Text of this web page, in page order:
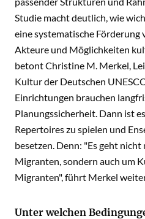
Studie macht deutlich, wie
eine systematische Förderung
Akteure und Möglichkeiten
betont Christine M. Merkel,
Kultur der Deutschen
Einrichtungen brauchen
Planungssicherheit. Dann ist
Repertoires zu spielen und
besetzen. Denn: "Es geht
Migranten, sondern auch um
Migranten", führt Merkel
Unter welchen